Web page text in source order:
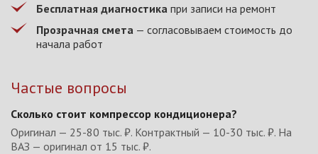
Бесплатная диагностика при записи на ремонт
Прозрачная смета — согласовываем стоимость до
начала работ
Частые вопросы
Сколько стоит компрессор кондиционера?
Оригинал — 25-80 тыс. ₽. Контрактный — 10-30 тыс. ₽. На
ВАЗ — оригинал от 15 тыс. ₽.